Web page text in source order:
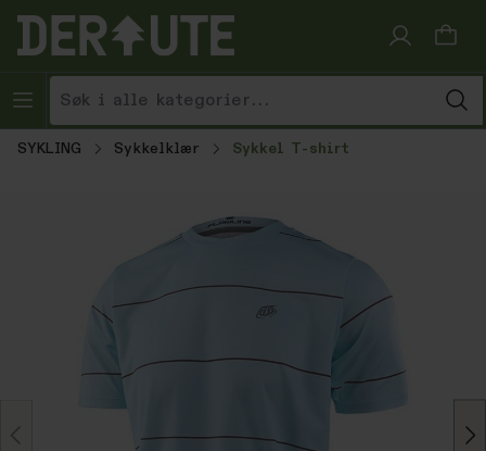
Hopp til innhold
SYKLING Sykkelklær Sykkel T-shirt